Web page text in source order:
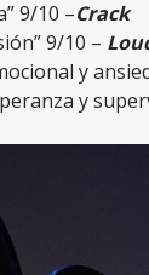
9/10 –Crack
9/10 –
y
y